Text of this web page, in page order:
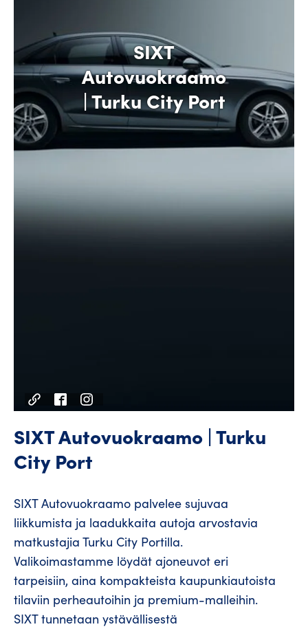
SIXT
Autovuokraamo
| Turku City Port
SIXT Autovuokraamo | Turku
City Port
SIXT Autovuokraamo palvelee sujuvaa
liikkumista ja laadukkaita autoja arvostavia
matkustajia Turku City Portilla.
Valikoimastamme löydät ajoneuvot eri
tarpeisiin, aina kompakteista kaupunkiautoista
tilaviin perheautoihin ja premium-malleihin.
SIXT tunnetaan ystävällisestä